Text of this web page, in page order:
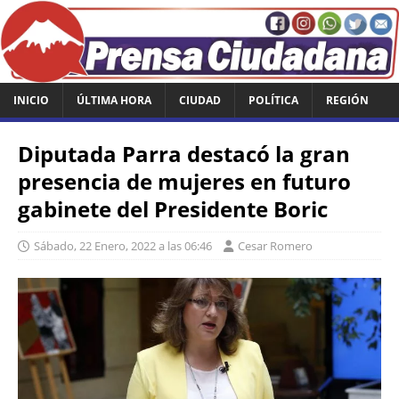
INICIO ÚLTIMA HORA CIUDAD POLÍTICA REGIÓN
Diputada Parra destacó la gran
presencia de mujeres en futuro
gabinete del Presidente Boric
Sábado, 22 Enero, 2022 a las 06:46 Cesar Romero